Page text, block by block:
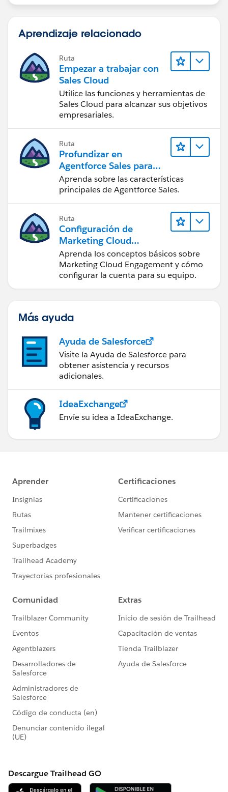
Aprendizaje relacionado
Ruta
Empezar a trabajar con
Sales Cloud
Utilice las funciones y herramientas de
Sales Cloud para alcanzar sus objetivos
empresariales.
Ruta
Profundizar en
Agentforce Sales para
administradores
Aprenda sobre las características
principales de Agentforce Sales.
Ruta
Configuración de
Marketing Cloud
Engagement
Aprenda los conceptos básicos sobre
Marketing Cloud Engagement y cómo
configurar la cuenta para su equipo.
Más ayuda
Ayuda de Salesforce
Visite la Ayuda de Salesforce para
obtener asistencia y recursos
adicionales.
IdeaExchange
Envíe su idea a IdeaExchange.